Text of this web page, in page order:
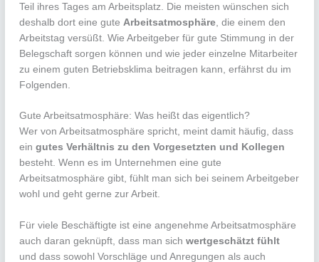
Teil ihres Tages am Arbeitsplatz. Die meisten wünschen sich
deshalb dort eine gute Arbeitsatmosphäre , die einem den
Arbeitstag versüßt. Wie Arbeitgeber für gute Stimmung in der
Belegschaft sorgen können und wie jeder einzelne Mitarbeiter
zu einem guten Betriebsklima beitragen kann, erfährst du im
Folgenden.
Gute Arbeitsatmosphäre: Was heißt das eigentlich?
Wer von Arbeitsatmosphäre spricht, meint damit häufig, dass
eingutes Verhältnis zu den Vorgesetzten und Kollegen
besteht. Wenn es im Unternehmen eine gute
Arbeitsatmosphäre gibt, fühlt man sich bei seinem Arbeitgeber
wohl und geht gerne zur Arbeit.
Für viele Beschäftigte ist eine angenehme Arbeitsatmosphäre
auch daran geknüpft, dass man sichwertgeschätzt fühlt
und dass sowohl Vorschläge und Anregungen als auch